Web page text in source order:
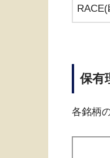
RACE(
保有
各銘柄